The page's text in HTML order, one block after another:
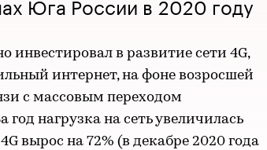
инвестировал в развитие сети 4G,
интернет, на фоне возросшей
с массовым переходом
год нагрузка на сеть увеличилась
вырос на 72% (в декабре 2020 года